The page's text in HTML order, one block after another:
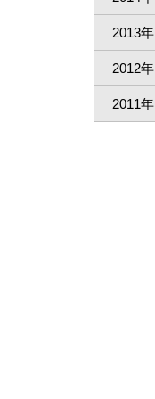
2013年
2012年
2011年